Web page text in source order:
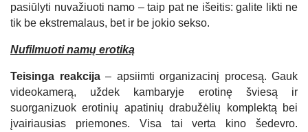
pasiūlyti nuvažiuoti namo – taip pat ne išeitis: galite likti ne
tik be ekstremalaus, bet ir be jokio sekso.
Nufilmuoti namų erotiką
Teisinga reakcija– apsiimti organizacinį procesą. Gauk
videokamerą, uždek kambaryje erotinę šviesą ir
suorganizuok erotinių apatinių drabužėlių komplektą bei
įvairiausias priemones. Visa tai verta kino šedevro.